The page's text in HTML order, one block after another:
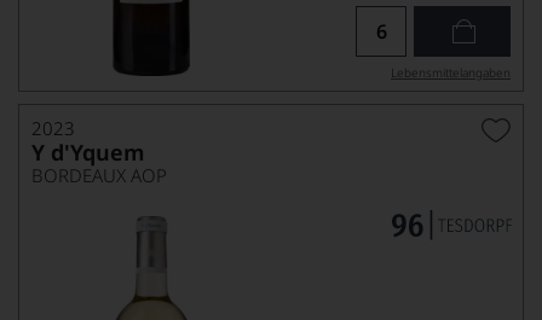
Lebensmittel­angaben
2023
Y d'Yquem
BORDEAUX AOP